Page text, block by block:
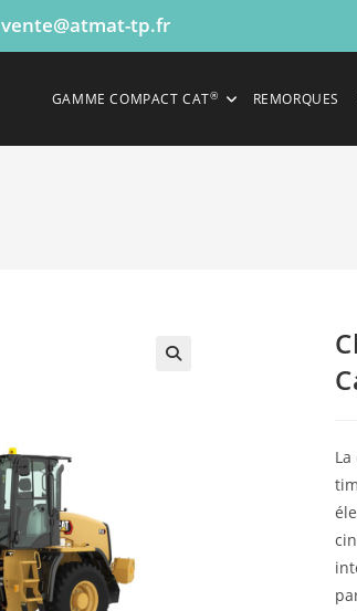
vente@atmat-tp.fr
GAMME COMPACT CAT® REMORQUES